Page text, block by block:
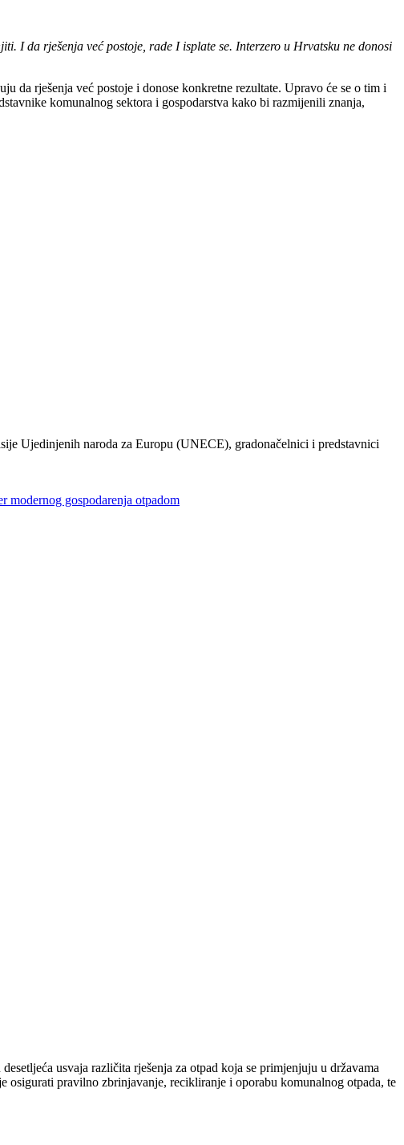
I da rješenja već postoje, rade I isplate se. Interzero u Hrvatsku ne donosi
da rješenja već postoje i donose konkretne rezultate. Upravo će se o tim i
komunalnog sektora i gospodarstva kako bi razmijenili znanja,
Ujedinjenih naroda za Europu (UNECE), gradonačelnici i predstavnici
gospodarenja otpadom
usvaja različita rješenja za otpad koja se primjenjuju u državama
osigurati pravilno zbrinjavanje, recikliranje i oporabu komunalnog otpada, te